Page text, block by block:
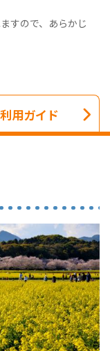
すので、あらかじ
用ガイド